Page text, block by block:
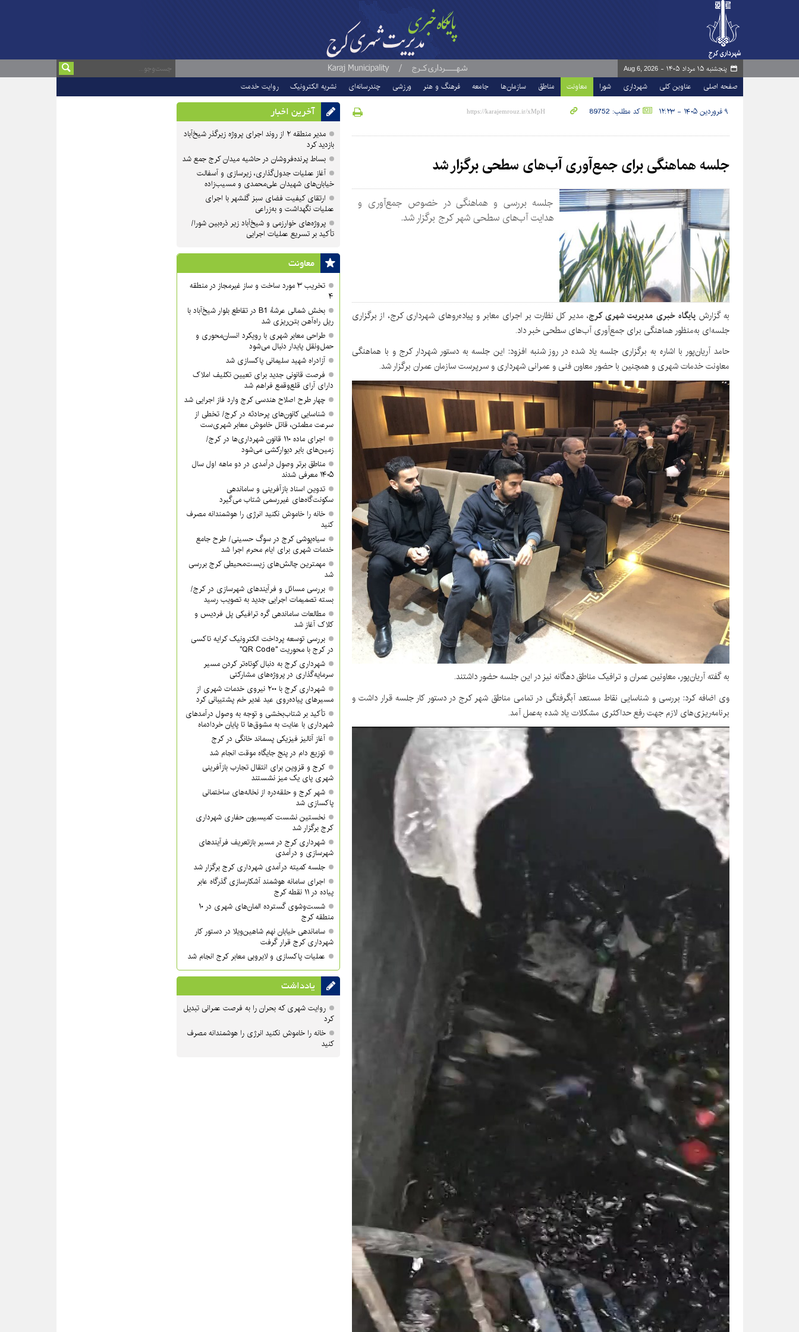
پنجشنبه ۱۵ مرداد ۱۴۰۵ - Aug 6, 2026
صفحه اصلی عناوین کلی شهرداری شورا معاونت مناطق سازمان‌ها جامعه فرهنگ و هنر ورزشی چندرسانه‌ای نشریه الکترونیک روایت خدمت
۹ فروردین ۱۴۰۵ - ۱۲:۲۳ کد مطلب: 89752
جلسه هماهنگی برای جمع‌آوری آب‌های سطحی برگزار شد
جلسه بررسی و هماهنگی در خصوص جمع‌آوری و
هدایت آب‌های سطحی شهر کرج برگزار شد.
به گزارش پایگاه خبری مدیریت شهری کرج، مدیر کل نظارت بر اجرای معابر و پیاده‌روهای شهرداری کرج، از برگزاری
جلسه‌ای به‌منظور هماهنگی برای جمع‌آوری آب‌های سطحی خبر داد.
حامد آریان‌پور با اشاره به برگزاری جلسه یاد شده در روز شنبه افزود: این جلسه به دستور شهردار کرج و با هماهنگی
معاونت خدمات شهری و همچنین با حضور معاون فنی و عمرانی شهرداری و سرپرست سازمان عمران برگزار شد.
به گفته آریان‌پور، معاونین عمران و ترافیک مناطق دهگانه نیز در این جلسه حضور داشتند.
وی اضافه کرد: بررسی و شناسایی نقاط مستعد آبگرفتگی در تمامی مناطق شهر کرج در دستور کار جلسه قرار داشت و
برنامه‌ریزی‌های لازم جهت رفع حداکثری مشکلات یاد شده به‌عمل آمد.
آخرین اخبار
مدیر منطقه ۲ از روند اجرای پروژه زیرگذر شیخ‌آباد
بازدید کرد
بساط پرنده‌فروشان در حاشیه میدان کرج جمع شد
آغاز عملیات جدول‌گذاری، زیرسازی و آسفالت
خیابان‌های شهیدان علی‌محمدی و مسیب‌زاده
ارتقای کیفیت فضای سبز گلشهر با اجرای
عملیات نگهداشت و به‌زراعی
پروژه‌های خوارزمی و شیخ‌آباد زیر ذره‌بین شورا/
تأکید بر تسریع عملیات اجرایی
معاونت
تخریب ۳ مورد ساخت و ساز غیرمجاز در منطقه
۴
بخش شمالی عرشهٔ B1 در تقاطع بلوار شیخ‌آباد با
ریل راه‌آهن بتن‌ریزی شد
طراحی معابر شهری با رویکرد انسان‌محوری و
حمل‌ونقل پایدار دنبال می‌شود
آزادراه شهید سلیمانی پاکسازی شد
فرصت قانونی جدید برای تعیین تکلیف املاک
دارای آرای قلع‌وقمع فراهم شد
چهار طرح اصلاح هندسی کرج وارد فاز اجرایی شد
شناسایی کانون‌های پرحادثه در کرج/ تخطی از
سرعت مطمئن، قاتل خاموش معابر شهری‌ست
اجرای ماده ۱۱۰ قانون شهرداری‌ها در کرج/
زمین‌های بایر دیوارکشی می‌شود
مناطق برتر وصول درآمدی در دو ماهه اول سال
۱۴۰۵ معرفی شدند
تدوین اسناد بازآفرینی و ساماندهی
سکونت‌گاه‌های غیررسمی شتاب می‌گیرد
خانه را خاموش نکنید انرژی را هوشمندانه مصرف
کنید
سیاه‌پوشی کرج در سوگ حسینی/ طرح جامع
خدمات شهری برای ایام محرم اجرا شد
مهمترین چالش‌های زیست‌محیطی کرج بررسی
شد
بررسی مسائل و فرآیندهای شهرسازی در کرج/
بسته تصمیمات اجرایی جدید به تصویب رسید
مطالعات ساماندهی گره ترافیکی پل فردیس و
کلاک آغاز شد
بررسی توسعه پرداخت الکترونیک کرایه تاکسی
در کرج با محوریت "QR Code"
شهرداری کرج به دنبال کوتاه‌تر کردن مسیر
سرمایه‌گذاری در پروژه‌های مشارکتی
شهرداری کرج با ۲۰۰ نیروی خدمات شهری از
مسیرهای پیاده‌روی عید غدیر خم پشتیبانی کرد
تأکید بر شتاب‌بخشی و توجه به وصول درآمدهای
شهرداری با عنایت به مشوق‌ها تا پایان خردادماه
آغاز آنالیز فیزیکی پسماند خانگی در کرج
توزیع دام در پنج جایگاه موقت انجام شد
کرج و قزوین برای انتقال تجارب بازآفرینی
شهری پای یک میز نشستند
شهر کرج و حلقه‌دره از نخاله‌های ساختمانی
پاکسازی شد
نخستین نشست کمیسیون حفاری شهرداری
کرج برگزار شد
شهرداری کرج در مسیر بازتعریف فرآیندهای
شهرسازی و درآمدی
جلسه کمیته درآمدی شهرداری کرج برگزار شد
اجرای سامانه هوشمند آشکارسازی گذرگاه عابر
پیاده در ۱۱ نقطه کرج
شست‌وشوی گسترده المان‌های شهری در ۱۰
منطقه کرج
ساماندهی خیابان نهم شاهین‌ویلا در دستور کار
شهرداری کرج قرار گرفت
عملیات پاکسازی و لایروبی معابر کرج انجام شد
یادداشت
روایت شهری که بحران را به فرصت عمرانی تبدیل
کرد
خانه را خاموش نکنید انرژی را هوشمندانه مصرف
کنید